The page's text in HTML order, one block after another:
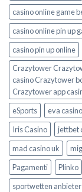
casino online game
casino online pin up
casino pin up online
Crazytower
casino Crazytower
Crazytower app
eSports
eva casino
Iris Casino
jettbet
mad casino uk
Pagamenti
Plinko
sportwetten anbieter